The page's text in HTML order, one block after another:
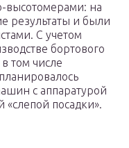
высотомерами: на
результаты и были
С учетом
бортового
том числе
с аппаратурой
посадки».